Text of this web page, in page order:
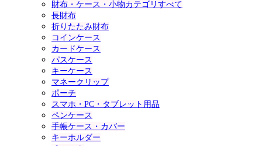
財布・ケース・小物カテゴリすべて
長財布
折りたたみ財布
コインケース
カードケース
パスケース
キーケース
マネークリップ
ポーチ
スマホ・PC・タブレット用品
ペンケース
手帳ケース・カバー
キーホルダー